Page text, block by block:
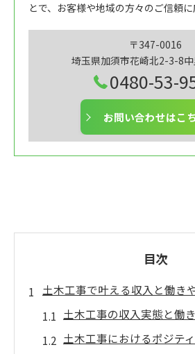
とで、お客様や地域の方々のご信頼に
〒347-0016
埼玉県加須市花崎北2-3-8
0480-53-
お問い合わせはこ
目次
土木工事で叶える収入と働き
土木工事の収入実態と働
土木工事におけるポジテ